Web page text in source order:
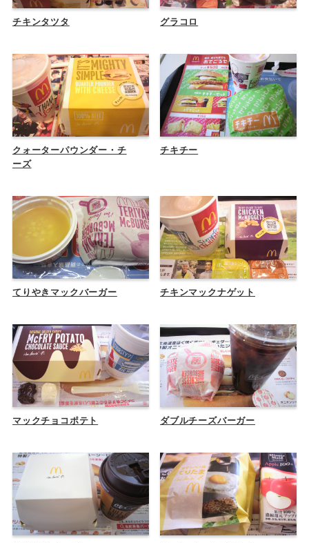
チキンタツタ グラコロ
クォーターパウンダー・チ
ーズ
チキチー
てりやきマックバーガー チキンマックナゲット
マックチョコポテト ダブルチーズバーガー